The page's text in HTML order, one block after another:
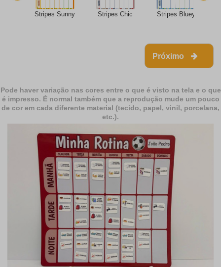
Stripes Sunny Stripes Chic Stripes Bluey
Próximo
Pode haver variação nas cores entre o que é visto na tela e o que
é impresso. É normal também que a reprodução mude um pouco
de cor em cada diferente material (tecido, papel, vinil, porcelana,
etc.).